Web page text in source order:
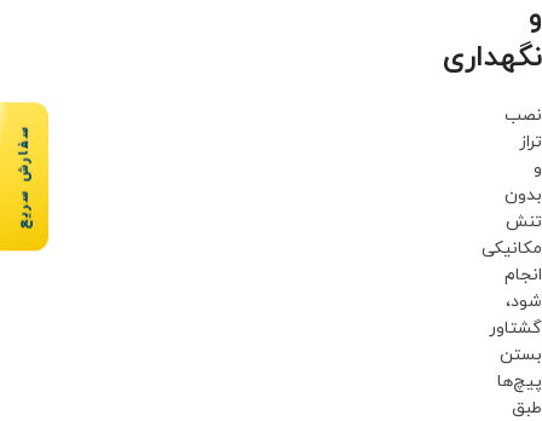
و
نگهداری
نصب
تراز
و
بدون
تنش
مکانیکی
انجام
شود،
گشتاور
بستن
پیچ‌ها
طبق
سفارش سریع